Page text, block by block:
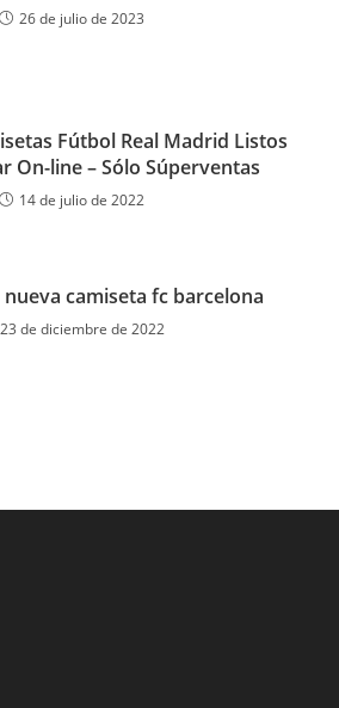
26 de julio de 2023
Fútbol Real Madrid Listos
On-line – Sólo Súperventas
14 de julio de 2022
camiseta fc barcelona
23 de diciembre de 2022